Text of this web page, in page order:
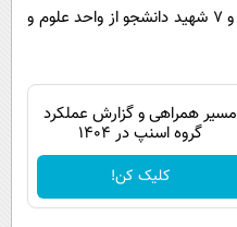
۷ شهید دانشجو مربوط به کرمانشاه و ۷ شهید دانشجو از واحد علوم و
مسیر همراهی و گزارش عملکرد
گروه اسنپ در ۱۴۰۴
کلیک کن!